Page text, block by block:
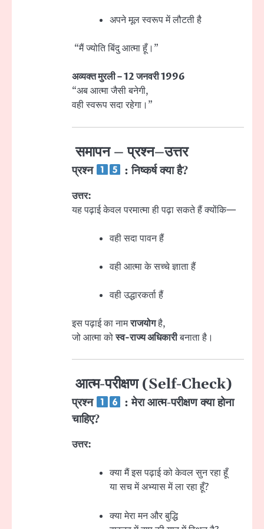
अपने मूल स्वरूप में लौटती है
“मैं ज्योति बिंदु आत्मा हूँ।”
अव्यक्त मुरली – 12 जनवरी 1996
“अब आत्मा जैसी बनेगी,
वही स्वरूप सदा रहेगा।”
समापन – प्रश्न–उत्तर
प्रश्न : निष्कर्ष क्या है?
उत्तर:
यह पढ़ाई केवल परमात्मा ही पढ़ा सकते हैं क्योंकि—
वही सदा पावन हैं
वही आत्मा के सच्चे ज्ञाता हैं
वही उद्धारकर्ता हैं
इस पढ़ाई का नामराजयोगहै,
जो आत्मा कोस्व-राज्य अधिकारीबनाता है।
आत्म-परीक्षण (Self-Check)
प्रश्न
: मेरा आत्म-परीक्षण क्या होना
चाहिए?
उत्तर:
क्या मैं इस पढ़ाई को केवल सुन रहा हूँ
या सच में अभ्यास में ला रहा हूँ?
क्या मेरा मन और बुद्धि